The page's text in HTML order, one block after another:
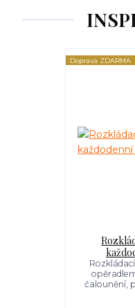
Doprava ZDARMA
čalounění,